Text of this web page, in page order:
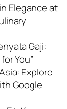
Elegance at
Gaji:
You”
Explore
Google